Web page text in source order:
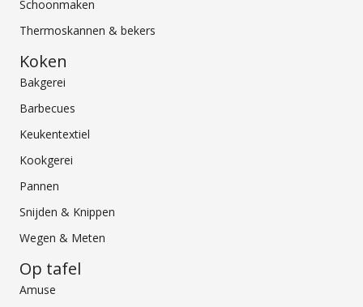
Schoonmaken
Thermoskannen & bekers
Koken
Bakgerei
Barbecues
Keukentextiel
Kookgerei
Pannen
Snijden & Knippen
Wegen & Meten
Op tafel
Amuse